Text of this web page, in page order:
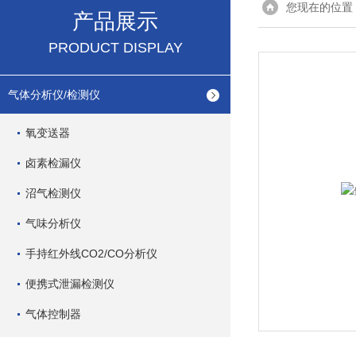
产品展示
PRODUCT DISPLAY
气体分析仪/检测仪
氧变送器
卤素检漏仪
沼气检测仪
气味分析仪
手持红外线CO2/CO分析仪
便携式泄漏检测仪
气体控制器
您现在的位置